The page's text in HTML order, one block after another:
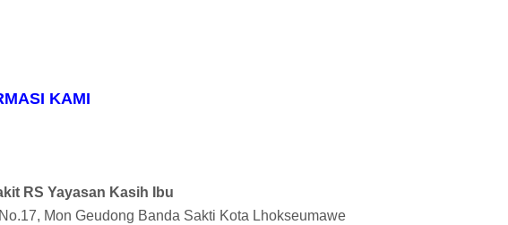
KAMI
RS Yayasan Kasih Ibu
Mon Geudong Banda Sakti Kota Lhokseumawe